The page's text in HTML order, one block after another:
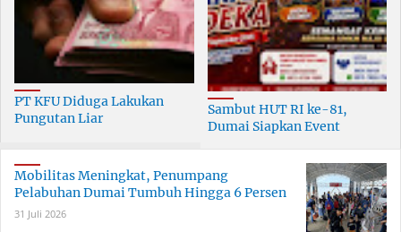
PT KFU Diduga Lakukan
Pungutan Liar
Dumai
Sambut HUT RI ke-81,
Dumai Siapkan Event
Mobilitas Meningkat, Penumpang
Pelabuhan Dumai Tumbuh Hingga 6 Persen
31 Juli 2026